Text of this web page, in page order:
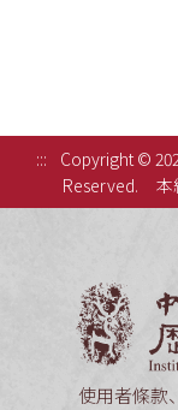
:::
Copyright ©
Reserved.
本
使用者條款